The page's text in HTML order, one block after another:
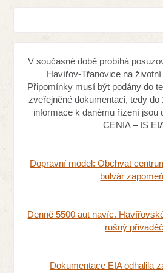
V současné době probíhá
Havířov-Třanovice na
Připomínky musí být podány do
zveřejněné dokumentaci, tedy do
informace k danému řízení jsou
CENIA – IS
Dopravní model: Obchvat
bulvár
Denně 5500 aut navíc.
rušný
Dokumentace EIA odhalila